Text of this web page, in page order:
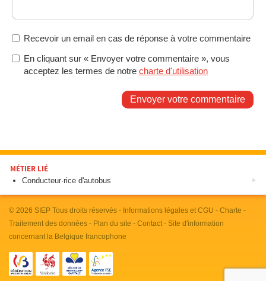
Recevoir un email en cas de réponse à votre commentaire
En cliquant sur « Envoyer votre commentaire », vous
acceptez les termes de notre charte d'utilisation
Envoyer votre commentaire
MÉTIER LIÉ
Conducteur·rice d'autobus
© 2026 SIEP Tous droits réservés - Informations légales et CGU - Charte -
Traitement des données - Plan du site - Contact - Site d'information
concernant la Belgique francophone